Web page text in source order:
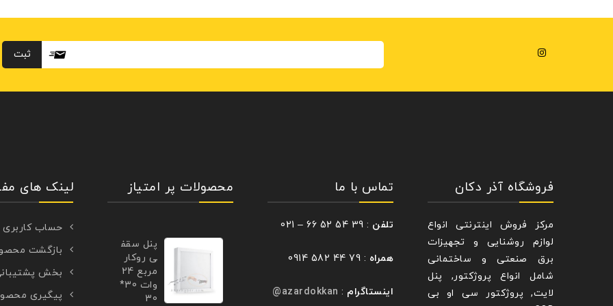
فروشگاه آذر دکان
مرکز فروش اینترنتی انواع
لوازم روشنایی و تجهیزات
برق صنعتی و ساختمانی
شامل انواع پروژکتور, پنل
لایت, پروژکتور سی او بی
تماس با ما
تلفن : 39 54 52 66 – 021
همراه : 79 44 582 0914
اینستاگرام :
azardokkan@
محصولات پر امتیاز
پنل سقف
ی روکار
مربع 24
وات 30*
30
لینک های
حساب کاربری
بازگشت
بخش
پیگیری